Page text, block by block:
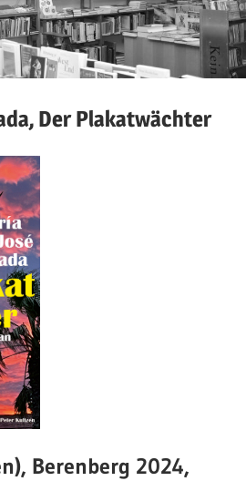
Der Plakatwächter
Berenberg 2024,